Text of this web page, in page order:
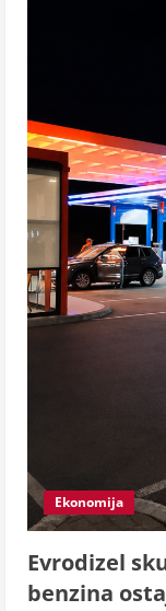
Ekonomija
Evrodizel
benzina